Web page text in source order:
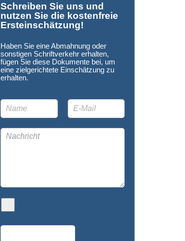
Schreiben Sie uns und
nutzen Sie die kostenfreie
Ersteinschätzung!
Haben Sie eine Abmahnung oder
sonstigen Schriftverkehr erhalten,
fügen Sie diese Dokumente bei, um
eine zielgerichtete Einschätzung zu
erhalten.